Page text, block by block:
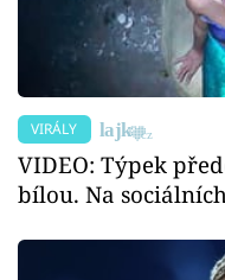
VIRÁLY
VIDEO: Týpek
bílou. Na